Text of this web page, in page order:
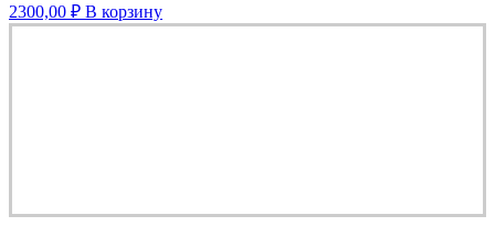
2300,00 ₽ В корзину